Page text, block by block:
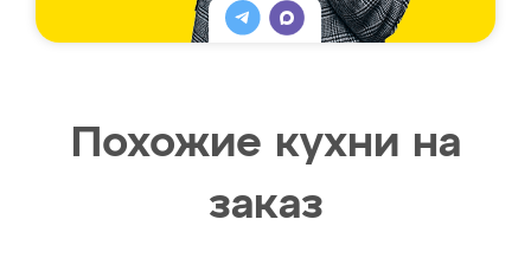
Похожие кухни на
заказ